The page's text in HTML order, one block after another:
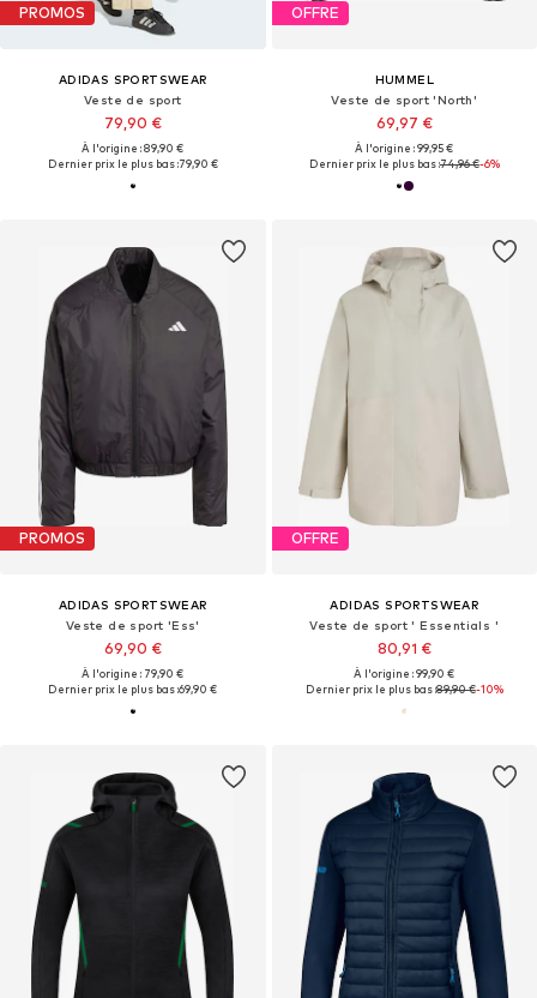
PROMOS
ADIDAS SPORTSWEAR
Veste de sport
79,90 €
À l'origine : 89,90 €
Dernier prix le plus bas :79,90 €
OFFRE
HUMMEL
Veste de sport 'North'
69,97 €
À l'origine : 99,95 €
Dernier prix le plus bas :74,96 €-6%
PROMOS
ADIDAS SPORTSWEAR
Veste de sport 'Ess'
69,90 €
À l'origine : 79,90 €
Dernier prix le plus bas :69,90 €
OFFRE
ADIDAS SPORTSWEAR
Veste de sport ' Essentials '
80,91 €
À l'origine : 99,90 €
Dernier prix le plus bas :89,90 €-10%